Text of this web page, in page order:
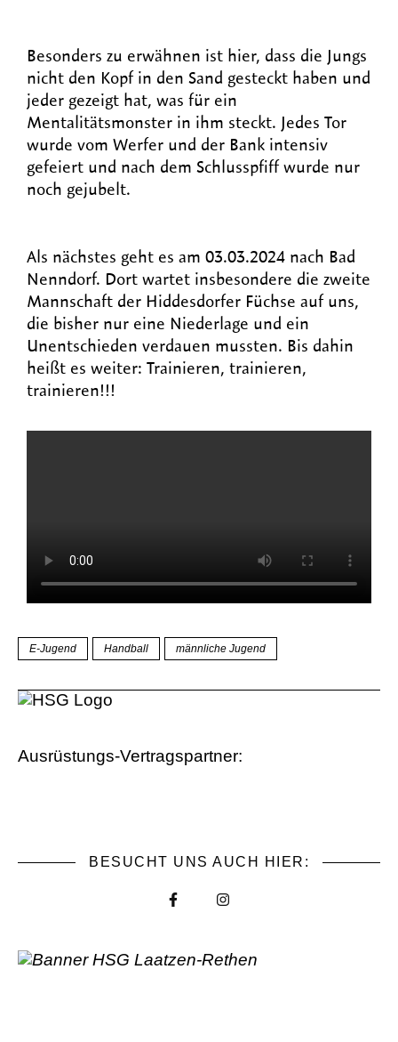
Besonders zu erwähnen ist hier, dass die Jungs
nicht den Kopf in den Sand gesteckt haben und
jeder gezeigt hat, was für ein
Mentalitätsmonster in ihm steckt. Jedes Tor
wurde vom Werfer und der Bank intensiv
gefeiert und nach dem Schlusspfiff wurde nur
noch gejubelt.
Als nächstes geht es am 03.03.2024 nach Bad
Nenndorf. Dort wartet insbesondere die zweite
Mannschaft der Hiddesdorfer Füchse auf uns,
die bisher nur eine Niederlage und ein
Unentschieden verdauen mussten. Bis dahin
heißt es weiter: Trainieren, trainieren,
trainieren!!!
E-Jugend Handball männliche Jugend
Ausrüstungs-Vertragspartner:
BESUCHT UNS AUCH HIER: